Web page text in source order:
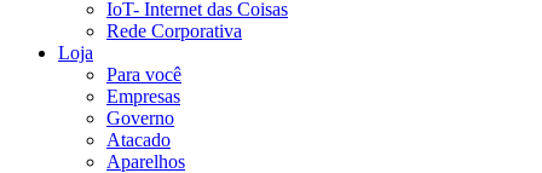
IoT- Internet das Coisas
Rede Corporativa
Loja
Para você
Empresas
Governo
Atacado
Aparelhos